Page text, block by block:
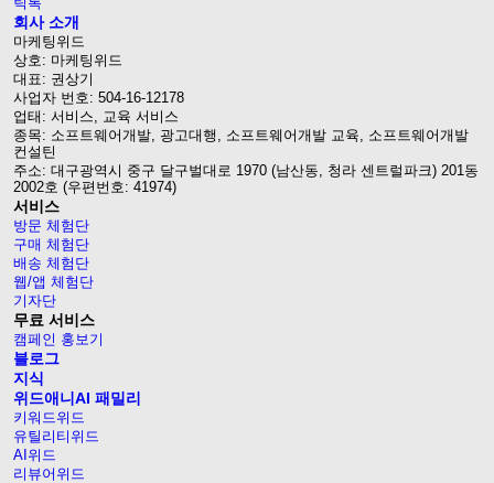
회사 소개
마케팅위드
상호: 마케팅위드
대표: 권상기
사업자 번호: 504-16-12178
업태: 서비스, 교육 서비스
종목: 소프트웨어개발, 광고대행, 소프트웨어개발 교육, 소프트웨어개발
컨설틴
주소: 대구광역시 중구 달구벌대로 1970 (남산동, 청라 센트럴파크) 201동
2002호 (우편번호: 41974)
서비스
방문 체험단
구매 체험단
배송 체험단
웹/앱 체험단
기자단
무료 서비스
캠페인 홍보기
블로그
지식
위드애니AI 패밀리
키워드위드
유틸리티위드
AI위드
리뷰어위드